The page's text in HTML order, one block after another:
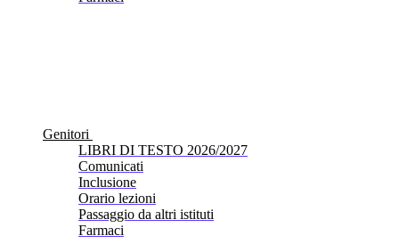
Genitori
LIBRI DI TESTO 2026/2027
Comunicati
Inclusione
Orario lezioni
Passaggio da altri istituti
Farmaci